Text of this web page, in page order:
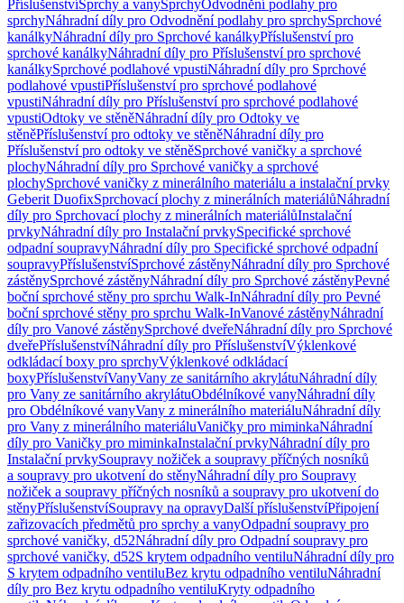
PříslušenstvíSprchy a vanySprchyOdvodnění podlahy pro
sprchyNáhradní díly pro Odvodnění podlahy pro sprchySprchové
kanálkyNáhradní díly pro Sprchové kanálkyPříslušenství pro
sprchové kanálkyNáhradní díly pro Příslušenství pro sprchové
kanálkySprchové podlahové vpustiNáhradní díly pro Sprchové
podlahové vpustiPříslušenství pro sprchové podlahové
vpustiNáhradní díly pro Příslušenství pro sprchové podlahové
vpustiOdtoky ve stěněNáhradní díly pro Odtoky ve
stěněPříslušenství pro odtoky ve stěněNáhradní díly pro
Příslušenství pro odtoky ve stěněSprchové vaničky a sprchové
plochyNáhradní díly pro Sprchové vaničky a sprchové
plochySprchové vaničky z minerálního materiálu a instalační prvky
Geberit DuofixSprchovací plochy z minerálních materiálůNáhradní
díly pro Sprchovací plochy z minerálních materiálůInstalační
prvkyNáhradní díly pro Instalační prvkySpecifické sprchové
odpadní soupravyNáhradní díly pro Specifické sprchové odpadní
soupravyPříslušenstvíSprchové zástěnyNáhradní díly pro Sprchové
zástěnySprchové zástěnyNáhradní díly pro Sprchové zástěnyPevné
boční sprchové stěny pro sprchu Walk-InNáhradní díly pro Pevné
boční sprchové stěny pro sprchu Walk-InVanové zástěnyNáhradní
díly pro Vanové zástěnySprchové dveřeNáhradní díly pro Sprchové
dveřePříslušenstvíNáhradní díly pro PříslušenstvíVýklenkové
odkládací boxy pro sprchyVýklenkové odkládací
boxyPříslušenstvíVanyVany ze sanitárního akrylátuNáhradní díly
pro Vany ze sanitárního akrylátuObdélníkové vanyNáhradní díly
pro Obdélníkové vanyVany z minerálního materiáluNáhradní díly
pro Vany z minerálního materiáluVaničky pro miminkaNáhradní
díly pro Vaničky pro miminkaInstalační prvkyNáhradní díly pro
Instalační prvkySoupravy nožiček a soupravy příčných nosníků
a soupravy pro ukotvení do stěnyNáhradní díly pro Soupravy
nožiček a soupravy příčných nosníků a soupravy pro ukotvení do
stěnyPříslušenstvíSoupravy na opravyDalší příslušenstvíPřipojení
zařizovacích předmětů pro sprchy a vanyOdpadní soupravy pro
sprchové vaničky, d52Náhradní díly pro Odpadní soupravy pro
sprchové vaničky, d52S krytem odpadního ventiluNáhradní díly pro
S krytem odpadního ventiluBez krytu odpadního ventiluNáhradní
díly pro Bez krytu odpadního ventiluKryty odpadního